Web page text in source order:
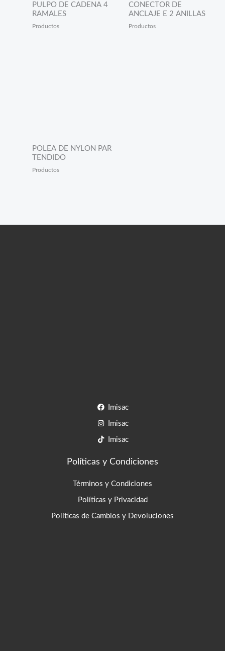
PULPO DE CADENA 4
RAMALES
Productos
CONECTOR DE
ANCLAJE E 2 ANILLAS
Productos
POLEA DE NYLON PAR
TENDIDO
Productos
Imisac
Imisac
Imisac
Políticas y Condiciones
Términos y Condiciones
Políticas y Privacidad
Políticas de Cambios y Devoluciones